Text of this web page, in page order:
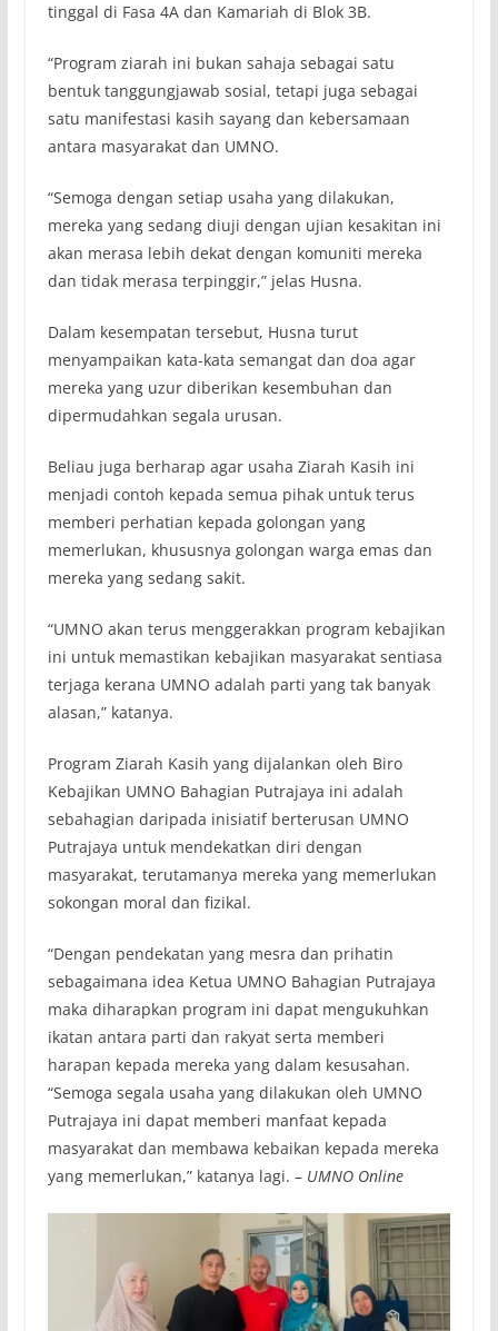
tinggal di Fasa 4A dan Kamariah di Blok 3B.
“Program ziarah ini bukan sahaja sebagai satu
bentuk tanggungjawab sosial, tetapi juga sebagai
satu manifestasi kasih sayang dan kebersamaan
antara masyarakat dan UMNO.
“Semoga dengan setiap usaha yang dilakukan,
mereka yang sedang diuji dengan ujian kesakitan ini
akan merasa lebih dekat dengan komuniti mereka
dan tidak merasa terpinggir,” jelas Husna.
Dalam kesempatan tersebut, Husna turut
menyampaikan kata-kata semangat dan doa agar
mereka yang uzur diberikan kesembuhan dan
dipermudahkan segala urusan.
Beliau juga berharap agar usaha Ziarah Kasih ini
menjadi contoh kepada semua pihak untuk terus
memberi perhatian kepada golongan yang
memerlukan, khususnya golongan warga emas dan
mereka yang sedang sakit.
“UMNO akan terus menggerakkan program kebajikan
ini untuk memastikan kebajikan masyarakat sentiasa
terjaga kerana UMNO adalah parti yang tak banyak
alasan,” katanya.
Program Ziarah Kasih yang dijalankan oleh Biro
Kebajikan UMNO Bahagian Putrajaya ini adalah
sebahagian daripada inisiatif berterusan UMNO
Putrajaya untuk mendekatkan diri dengan
masyarakat, terutamanya mereka yang memerlukan
sokongan moral dan fizikal.
“Dengan pendekatan yang mesra dan prihatin
sebagaimana idea Ketua UMNO Bahagian Putrajaya
maka diharapkan program ini dapat mengukuhkan
ikatan antara parti dan rakyat serta memberi
harapan kepada mereka yang dalam kesusahan.
“Semoga segala usaha yang dilakukan oleh UMNO
Putrajaya ini dapat memberi manfaat kepada
masyarakat dan membawa kebaikan kepada mereka
yang memerlukan,” katanya lagi. – UMNO Online